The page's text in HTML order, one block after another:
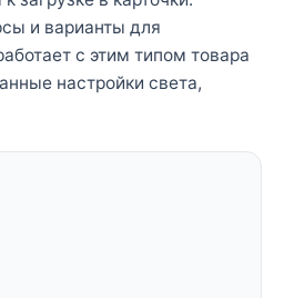
и варианты для
с этим типом товара
настройки света,